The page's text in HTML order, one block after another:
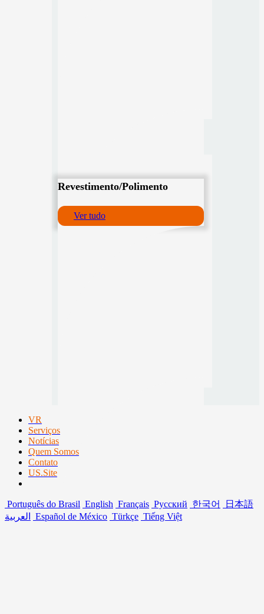
Revestimento/Polimento
Ver tudo
VR
Serviços
Notícias
Quem Somos
Contato
US.Site
Português do Brasil English Français Русский 한국어
日本語
العربية
Español de México Türkçe Tiếng Việt